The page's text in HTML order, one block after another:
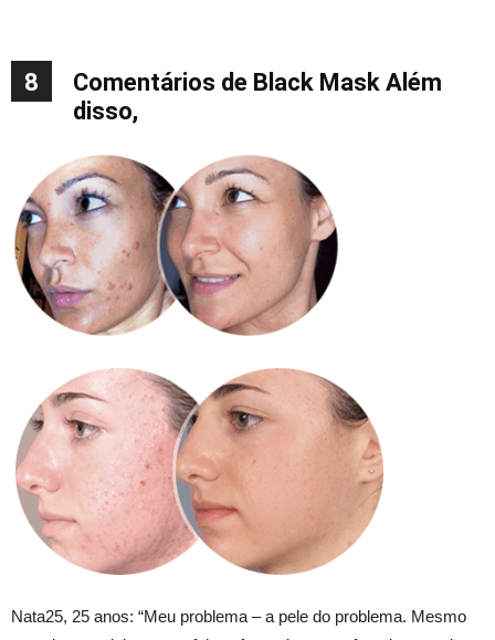
8
Comentários de Black Mask Além
disso,
Nata25, 25 anos: “Meu problema – a pele do problema. Mesmo